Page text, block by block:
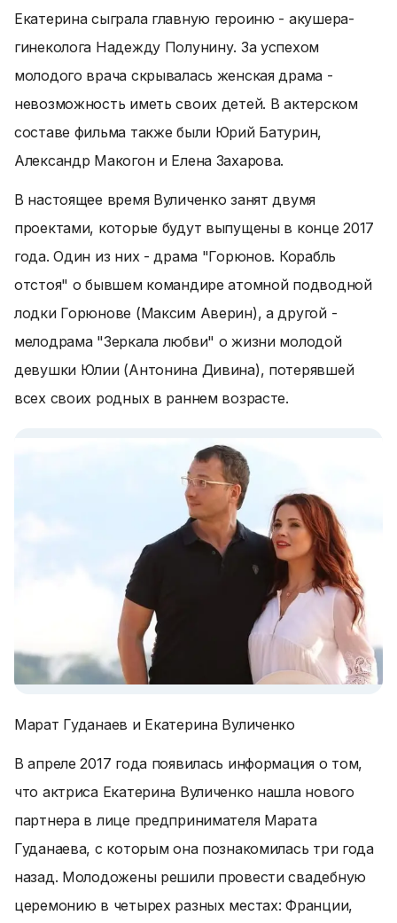
Екатерина сыграла главную героиню - акушера-
гинеколога Надежду Полунину. За успехом
молодого врача скрывалась женская драма -
невозможность иметь своих детей. В актерском
составе фильма также были Юрий Батурин,
Александр Макогон и Елена Захарова.
В настоящее время Вуличенко занят двумя
проектами, которые будут выпущены в конце 2017
года. Один из них - драма "Горюнов. Корабль
отстоя" о бывшем командире атомной подводной
лодки Горюнове (Максим Аверин), а другой -
мелодрама "Зеркала любви" о жизни молодой
девушки Юлии (Антонина Дивина), потерявшей
всех своих родных в раннем возрасте.
Марат Гуданаев и Екатерина Вуличенко
В апреле 2017 года появилась информация о том,
что актриса Екатерина Вуличенко нашла нового
партнера в лице предпринимателя Марата
Гуданаева, с которым она познакомилась три года
назад. Молодожены решили провести свадебную
церемонию в четырех разных местах: Франции,